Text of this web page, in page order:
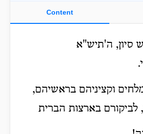
Content
סיון, ה'תיש"א
וקציניהם בראשיהם,
בארצות הברית